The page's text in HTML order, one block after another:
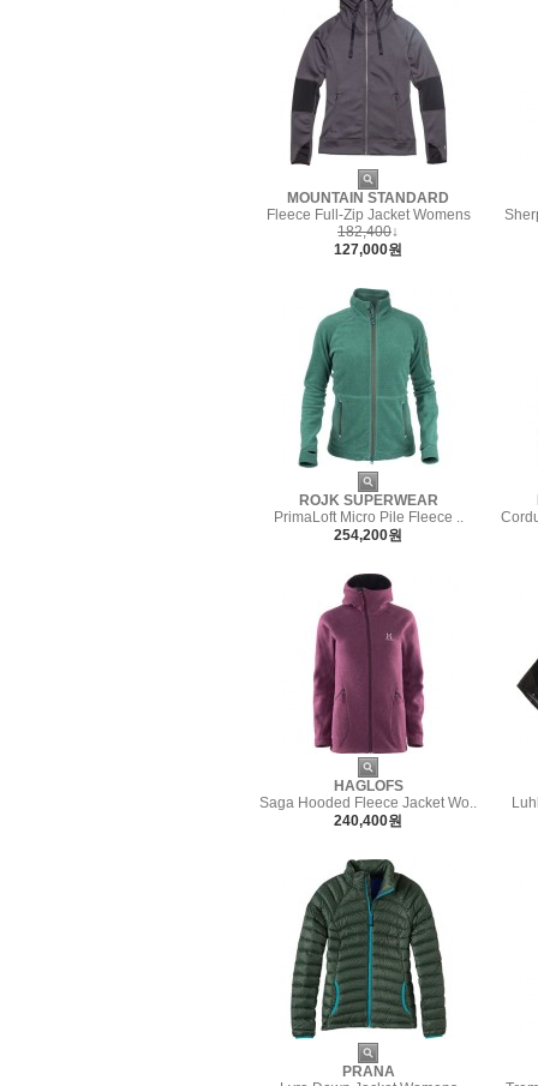
MOUNTAIN STANDARD
Fleece Full-Zip Jacket Womens
182,400↓
127,000원
ROJK SUPERWEAR
PrimaLoft Micro Pile Fleece ..
254,200원
HAGLOFS
Saga Hooded Fleece Jacket Wo..
240,400원
PRANA